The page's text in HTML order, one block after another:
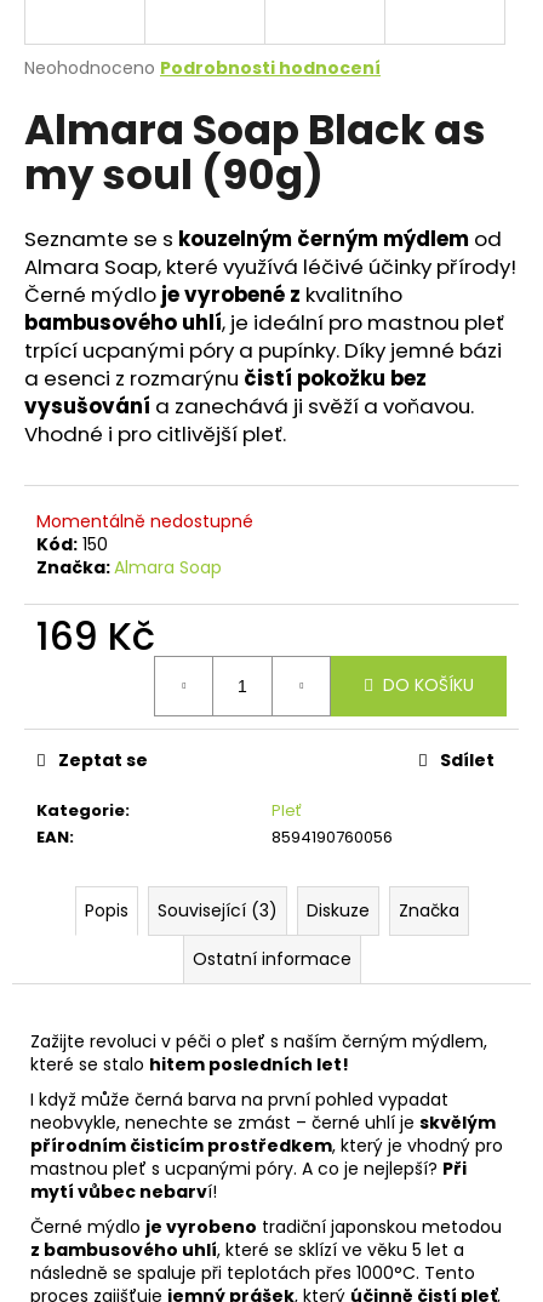
Průměrné
produktu
je
hvězdiček.
Neohodnoceno Podrobnosti hodnocení
Almara Soap Black as
my soul (90g)
Seznamte se s kouzelným černým mýdlem od
Almara Soap, které využívá léčivé účinky přírody!
Černé mýdlo je vyrobené z kvalitního
bambusového uhlí, je ideální pro mastnou pleť
trpící ucpanými póry a pupínky. Díky jemné bázi
a esenci z rozmarýnu čistí pokožku bez
vysušování a zanechává ji svěží a voňavou.
Vhodné i pro citlivější pleť.
Momentálně nedostupné
Kód: 150
Značka:Almara Soap
169 Kč
DO KOŠÍKU
Kategorie:
Pleť
EAN: 8594190760056
Zeptat se Sdílet
Popis Související (3) Diskuze
Značka
Ostatní informace
Zažijte revoluci v péči o pleť s naším černým mýdlem,
které se stalo hitem posledních let!
I když může černá barva na první pohled vypadat
neobvykle, nenechte se zmást – černé uhlí je skvělým
přírodním čisticím prostředkem, který je vhodný pro
mastnou pleť s ucpanými póry. A co je nejlepší? Při
mytí vůbec nebarví!
Černé mýdlo je vyrobeno tradiční japonskou metodou
z bambusového uhlí, které se sklízí ve věku 5 let a
následně se spaluje při teplotách přes 1000°C. Tento
proces zajišťuje jemný prášek, který účinně čistí pleť,
j
t
?
HLEDAT
D
o
p
r
u
č
u
j
e
m